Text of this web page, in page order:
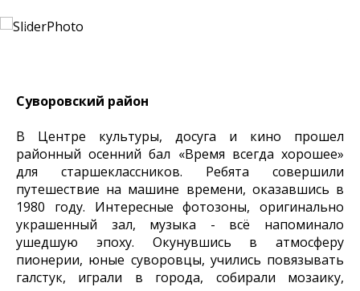
Суворовский район
В Центре культуры, досуга и кино прошел
районный осенний бал «Время всегда хорошее»
для старшеклассников. Ребята совершили
путешествие на машине времени, оказавшись в
1980 году. Интересные фотозоны, оригинально
украшенный зал, музыка - всё напоминало
ушедшую эпоху. Окунувшись в атмосферу
пионерии, юные суворовцы, учились повязывать
галстук, играли в города, собирали мозаику,